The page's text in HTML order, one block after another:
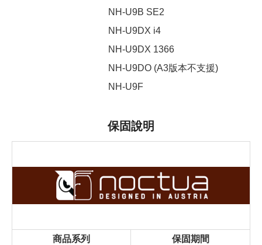
NH-U9B SE2
NH-U9DX i4
NH-U9DX 1366
NH-U9DO (A3版本不支援)
NH-U9F
保固說明
商品系列
保固期間